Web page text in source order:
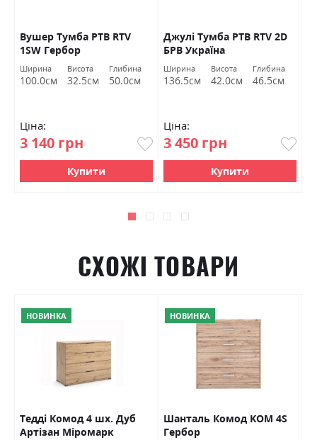
Вушер Тумба РТВ RTV
1SW Гербор
Ширина
100.0см
Висота
32.5см
Глибина
50.0см
Ціна:
3 140 грн
Купити
Джулі Тумба РТВ RTV 2D
БРВ Україна
Ширина
136.5см
Висота
42.0см
Глибина
46.5см
Ціна:
3 450 грн
Купити
СХОЖІ ТОВАРИ
НОВИНКА
Тедді Комод 4 шх. Дуб
Артізан Міромарк
НОВИНКА
Шанталь Комод KOM 4S
Гербор